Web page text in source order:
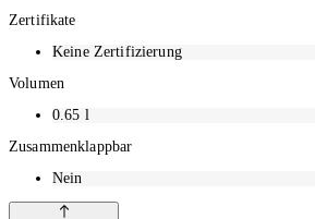
Zertifikate
Keine Zertifizierung
Volumen
0.65 l
Zusammenklappbar
Nein